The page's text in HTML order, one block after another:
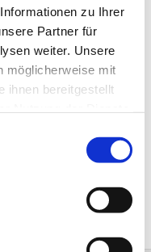
zu Ihrer
Partner für
weiter. Unsere
möglicherweise mit
ihnen bereitgestellt